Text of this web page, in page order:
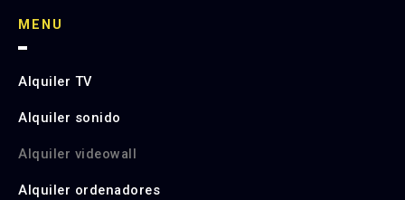
MENU
Alquiler TV
Alquiler sonido
Alquiler videowall
Alquiler ordenadores